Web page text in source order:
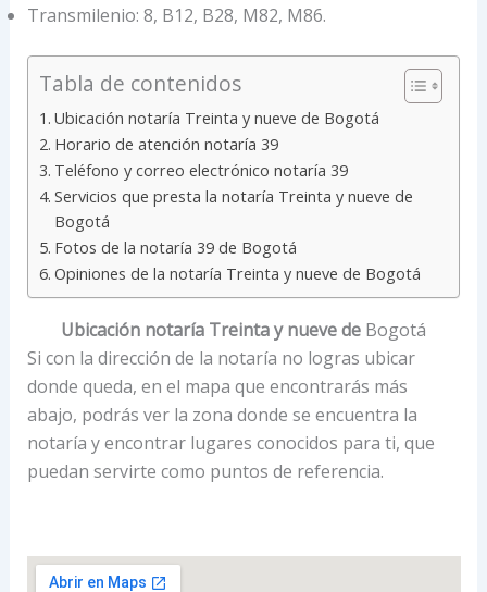
Transmilenio: 8, B12, B28, M82, M86.
Tabla de contenidos
Ubicación notaría Treinta y nueve de Bogotá
Horario de atención notaría 39
Teléfono y correo electrónico notaría 39
Servicios que presta la notaría Treinta y nueve de
Bogotá
Fotos de la notaría 39 de Bogotá
Opiniones de la notaría Treinta y nueve de Bogotá
Ubicación notaría Treinta y nueve de Bogotá
Si con la dirección de la notaría no logras ubicar
donde queda, en el mapa que encontrarás más
abajo, podrás ver la zona donde se encuentra la
notaría y encontrar lugares conocidos para ti, que
puedan servirte como puntos de referencia.